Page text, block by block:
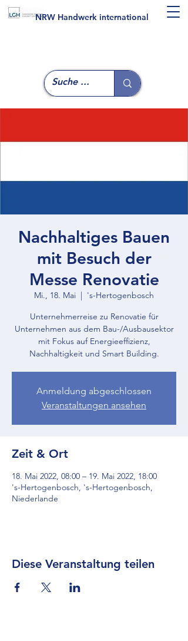
NRW Handwerk international
Nachhaltiges Bauen
mit Besuch der
Messe Renovatie
Mi., 18. Mai
  |
's-Hertogenbosch
Unternehmerreise zu Renovatie für
Unternehmen aus dem Bau-/Ausbausektor
mit Fokus auf Energieeffizienz,
Nachhaltigkeit und Smart Building.
Anmeldung abgeschlossen
Veranstaltungen ansehen
Zeit & Ort
18. Mai 2022, 08:00 – 19. Mai 2022, 18:00
's-Hertogenbosch, 's-Hertogenbosch,
Niederlande
Diese Veranstaltung teilen